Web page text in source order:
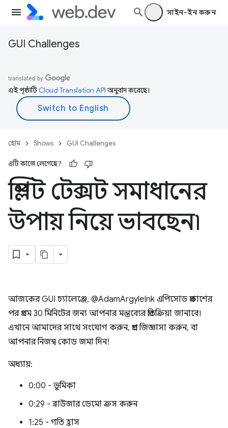
সাইন-ইন করুন
GUI Challenges
এই পৃষ্ঠাটিCloud Translation APIঅনুবাদ করেছে।
হোম Shows GUI Challenges
এটি কাজে লেগেছে?
স্প্লিট টেক্সট সমাধানের
উপায় নিয়ে ভাবছেন৷
আজকের GUI চ্যালেঞ্জে, @AdamArgyleInk এপিসোড প্রকাশের
পর প্রথম 30 মিনিটের জন্য আপনার মন্তব্যের প্রতিক্রিয়া জানাবে।
এখানে আমাদের সাথে সংযোগ করুন, প্রশ্ন জিজ্ঞাসা করুন, বা
আপনার নিজস্ব কোড জমা দিন!
অধ্যায়:
0:00 - ভূমিকা
0:29 - ব্রাউজার ডেমো ক্রস করুন
1:25 - গতি হ্রাস